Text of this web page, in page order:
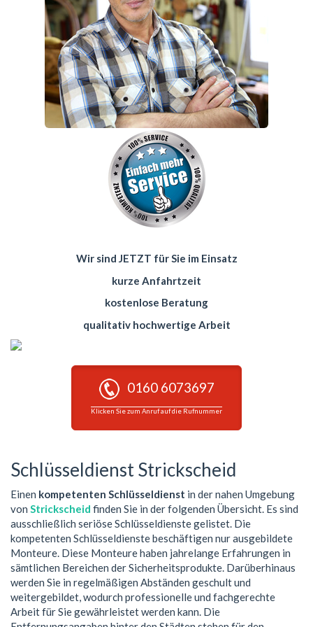
Wir sind JETZT für Sie im Einsatz
kurze Anfahrtzeit
kostenlose Beratung
qualitativ hochwertige Arbeit
0160 6073697
Klicken Sie zum Anruf auf die Rufnummer
Schlüsseldienst Strickscheid
Einen kompetenten Schlüsseldienst in der nahen Umgebung
von Strickscheid finden Sie in der folgenden Übersicht. Es sind
ausschließlich seriöse Schlüsseldienste gelistet. Die
kompetenten Schlüsseldienste beschäftigen nur ausgebildete
Monteure. Diese Monteure haben jahrelange Erfahrungen in
sämtlichen Bereichen der Sicherheitsprodukte. Darüberhinaus
werden Sie in regelmäßigen Abständen geschult und
weitergebildet, wodurch professionelle und fachgerechte
Arbeit für Sie gewährleistet werden kann. Die